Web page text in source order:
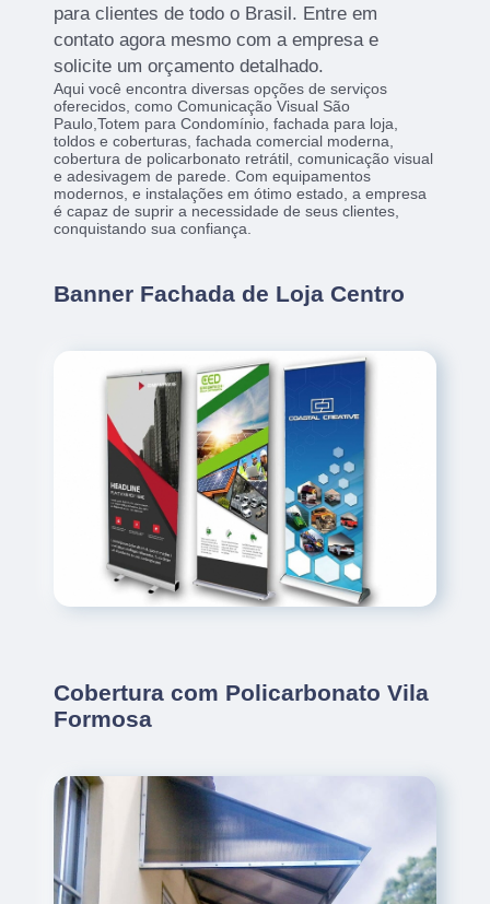
para clientes de todo o Brasil. Entre em
contato agora mesmo com a empresa e
solicite um orçamento detalhado.
Aqui você encontra diversas opções de serviços
oferecidos, como Comunicação Visual São
Paulo,Totem para Condomínio, fachada para loja,
toldos e coberturas, fachada comercial moderna,
cobertura de policarbonato retrátil, comunicação visual
e adesivagem de parede. Com equipamentos
modernos, e instalações em ótimo estado, a empresa
é capaz de suprir a necessidade de seus clientes,
conquistando sua confiança.
Banner Fachada de Loja Centro
Cobertura com Policarbonato Vila
Formosa